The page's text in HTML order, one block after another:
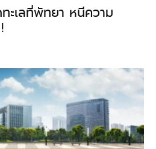
เลที่พัทยา หนีความ